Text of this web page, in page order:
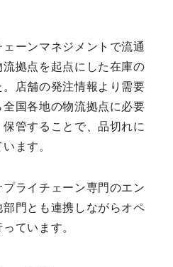
ーンマネジメントで流通
拠点を起点にした在庫の
店舗の発注情報より需要
国各地の物流拠点に必要
管することで、品切れに
ます。
ライチェーン専門のエン
門とも連携しながらオペ
ています。